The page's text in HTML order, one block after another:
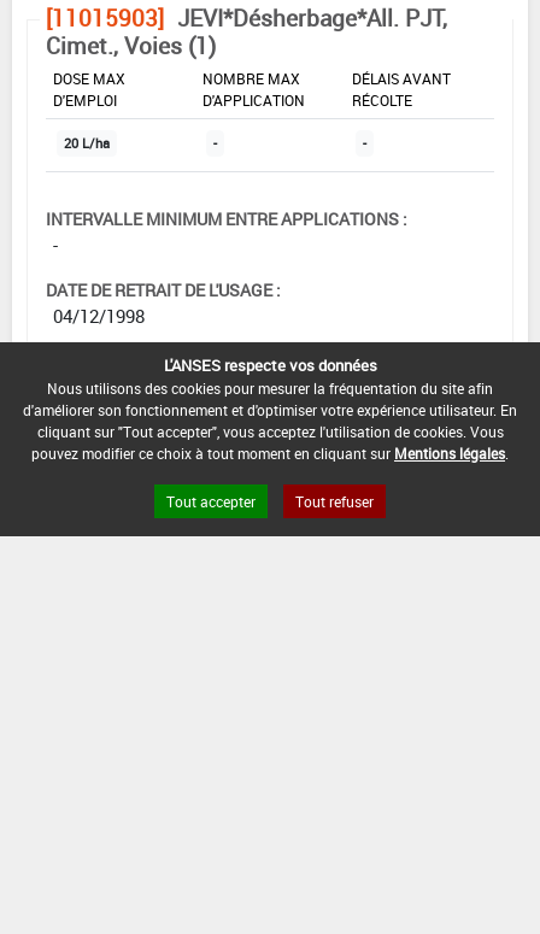
[11015903] JEVI*Désherbage*All. PJT,
Cimet., Voies (1)
DOSE MAX
D'EMPLOI
NOMBRE MAX
D'APPLICATION
DÉLAIS AVANT
RÉCOLTE
20 L/ha - -
INTERVALLE MINIMUM ENTRE APPLICATIONS :
-
DATE DE RETRAIT DE L'USAGE :
04/12/1998
DATE DE FIN DE DISTRIBUTION :
-
DATE DE FIN D'UTILISATION :
-
L'ANSES respecte vos données
Nous utilisons des cookies pour mesurer la fréquentation du site afin
d'améliorer son fonctionnement et d'optimiser votre expérience utilisateur. En
cliquant sur "Tout accepter", vous acceptez l'utilisation de cookies. Vous
pouvez modifier ce choix à tout moment en cliquant sur Mentions légales
Tout accepter Tout refuser